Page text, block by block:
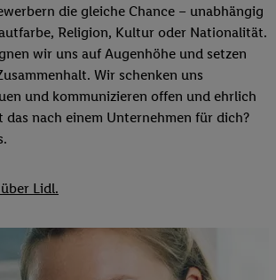
die gleiche Chance – unabhängig
Religion, Kultur oder Nationalität.
wir uns auf Augenhöhe und setzen
Wir schenken uns
und kommunizieren offen und ehrlich
nach einem Unternehmen für dich?
Lidl.